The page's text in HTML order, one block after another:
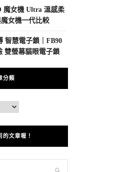
魔女機 Ultra 溫感柔
女機一代比較
智慧電子鎖｜FB90
雙螢幕貓眼電子鎖
分類
文章喔！